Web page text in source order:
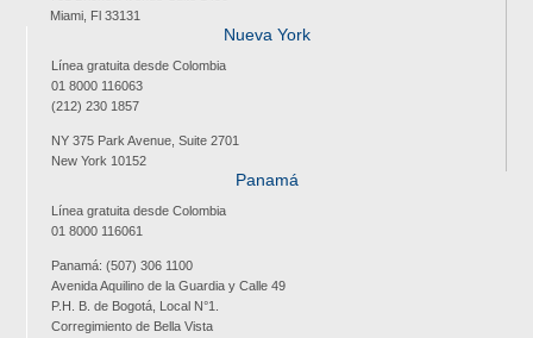
Miami, Fl 33131
Nueva York
Línea gratuita desde Colombia
01 8000 116063
(212) 230 1857
NY 375 Park Avenue, Suite 2701
New York 10152
Panamá
Línea gratuita desde Colombia
01 8000 116061
Panamá: (507) 306 1100
Avenida Aquilino de la Guardia y Calle 49
P.H. B. de Bogotá, Local N°1.
Corregimiento de Bella Vista